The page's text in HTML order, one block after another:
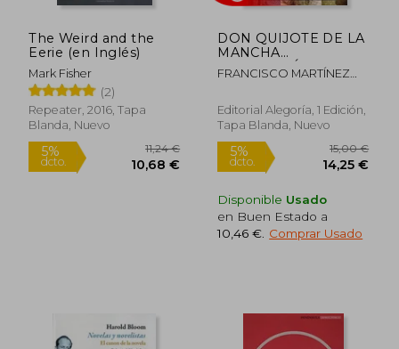
5% 5%
The Weird and the
Eerie (en Inglés)
Mark Fisher
(2)
Repeater, 2016, Tapa
Blanda, Nuevo
DON QUIJOTE DE LA
MANCHA
(ANTOLOGÍA)
FRANCISCO MARTÍNEZ
Editorial Alegoría, 1 Edición,
Tapa Blanda, Nuevo
Disponible Usado
en Buen Estado a
10,46 € Comprar Usado